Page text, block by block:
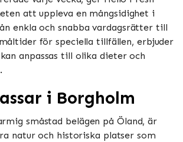
att uppleva en mångsidighet i
enkla och snabba vardagsrätter till
för speciella tillfällen, erbjuder
anpassas till olika dieter och
i Borgholm
småstad belägen på Öland, är
natur och historiska platser som